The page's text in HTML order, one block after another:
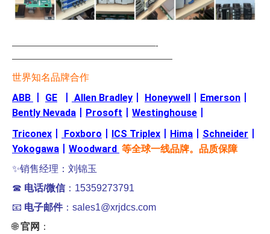
—————————————————-
———————————————————
世界知名品牌合作
ABB GE Allen Bradley Honeywell Emerson
Bently Nevada
Prosoft Westinghouse
Triconex
Foxboro ICS Triplex Hima Schneider
Yokogawa
Woodward 等全球一线品牌。品质保障
✨销售经理：刘锦玉
☎ 电话/微信：15359273791
📧 电子邮件：sales1@xrjdcs.com
🌐官网 ：